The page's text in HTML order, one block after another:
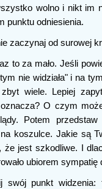
wolno i nikt im
punktu odniesienia.
zaczynaj od surowej
to za mało. Jeśli
nie widziała" i na
wiele. Lepiej
O czym
Potem
koszulce. Jakie są
że jest szkodliwe. I
ubiorem sympatię
swój punkt